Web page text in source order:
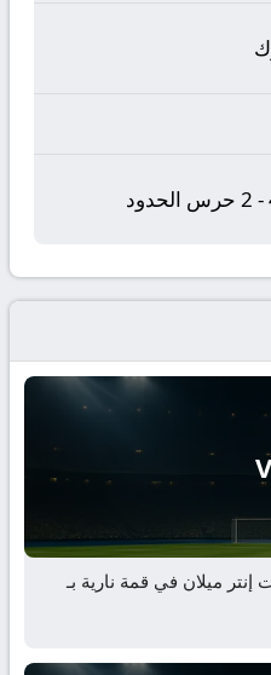
ميلان في قمة نارية بـ